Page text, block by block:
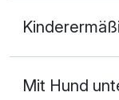
2 Erwachsene und
Mit Hund